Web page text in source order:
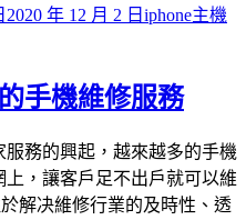
2020 年 12 月 2 日 類
iphone主機
手機維修服務
務的興起，越來越多的手機
，讓客戶足不出戶就可以維
解决維修行業的及時性、透